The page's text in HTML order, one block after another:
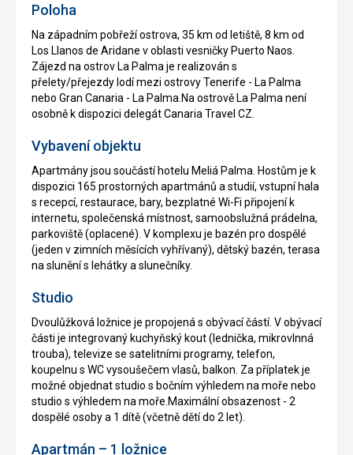
Poloha
Na západním pobřeží ostrova, 35 km od letiště, 8 km od
Los Llanos de Aridane v oblasti vesničky Puerto Naos.
Zájezd na ostrov La Palma je realizován s
přelety/přejezdy lodí mezi ostrovy Tenerife - La Palma
nebo Gran Canaria - La Palma.Na ostrově La Palma není
osobně k dispozici delegát Canaria Travel CZ.
Vybavení objektu
Apartmány jsou součástí hotelu Meliá Palma. Hostům je k
dispozici 165 prostorných apartmánů a studií, vstupní hala
s recepcí, restaurace, bary, bezplatné Wi-Fi připojení k
internetu, společenská místnost, samoobslužná prádelna,
parkoviště (oplacené). V komplexu je bazén pro dospělé
(jeden v zimních měsících vyhřívaný), dětský bazén, terasa
na slunění s lehátky a slunečníky.
Studio
Dvoulůžková ložnice je propojená s obývací částí. V obývací
části je integrovaný kuchyňský kout (lednička, mikrovlnná
trouba), televize se satelitními programy, telefon,
koupelnu s WC vysoušečem vlasů, balkon. Za příplatek je
možné objednat studio s bočním výhledem na moře nebo
studio s výhledem na moře.Maximální obsazenost - 2
dospělé osoby a 1 dítě (včetně dětí do 2 let).
Apartmán – 1 ložnice